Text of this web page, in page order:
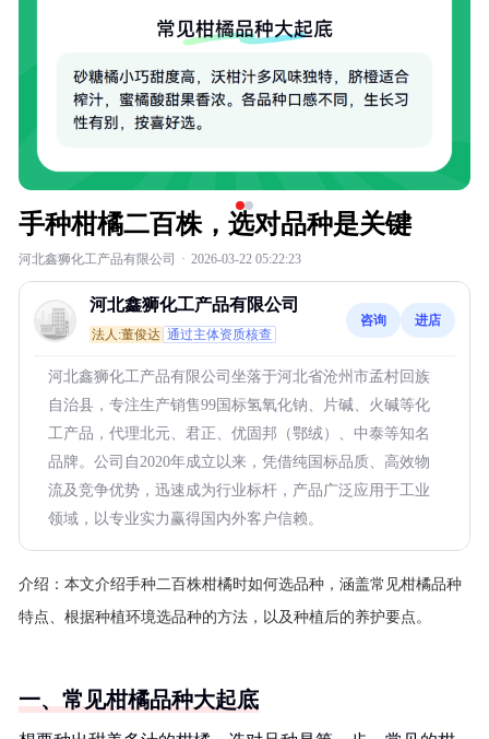
手种柑橘二百株，选对品种是关键
河北鑫狮化工产品有限公司 · 2026-03-22 05:22:23
河北鑫狮化工产品有限公司
法人:董俊达 通过主体资质核查
咨询 进店
河北鑫狮化工产品有限公司坐落于河北省沧州市孟村回族
自治县，专注生产销售99国标氢氧化钠、片碱、火碱等化
工产品，代理北元、君正、优固邦（鄂绒）、中泰等知名
品牌。公司自2020年成立以来，凭借纯国标品质、高效物
流及竞争优势，迅速成为行业标杆，产品广泛应用于工业
领域，以专业实力赢得国内外客户信赖。
介绍： 本文介绍手种二百株柑橘时如何选品种，涵盖常见柑橘品种
特点、根据种植环境选品种的方法，以及种植后的养护要点。
一、常见柑橘品种大起底